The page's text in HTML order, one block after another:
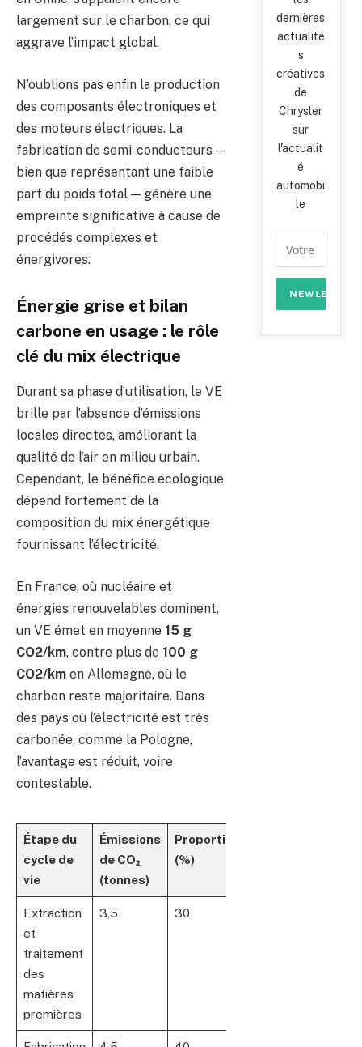
largement sur le charbon, ce qui
aggrave l’impact global.
N’oublions pas enfin la production
des composants électroniques et
des moteurs électriques. La
fabrication de semi-conducteurs —
bien que représentant une faible
part du poids total — génère une
empreinte significative à cause de
procédés complexes et
énergivores.
Énergie grise et bilan
carbone en usage : le rôle
clé du mix électrique
Durant sa phase d’utilisation, le VE
brille par l’absence d’émissions
locales directes, améliorant la
qualité de l’air en milieu urbain.
Cependant, le bénéfice écologique
dépend fortement de la
composition du mix énergétique
fournissant l’électricité.
En France, où nucléaire et
énergies renouvelables dominent,
un VE émet en moyenne 15 g
CO2/km, contre plus de 100 g
CO2/km en Allemagne, où le
charbon reste majoritaire. Dans
des pays où l’électricité est très
carbonée, comme la Pologne,
l’avantage est réduit, voire
contestable.
Étape du
cycle de
vie
Émissions
de CO₂
(tonnes)
Proportions
(%)
Extraction
et
traitement
des
matières
premières
3,5 30
dernières
actualité
s
créatives
de
Chrysler
sur
l'actualit
é
automobi
le